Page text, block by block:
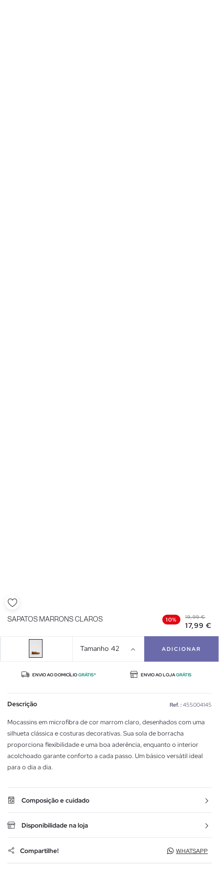
SAPATOS MARRONS CLAROS 10% 19,99 €
17,99 €
Tamanho 42 ADICIONAR
ENVIO AO DOMICÍLIOGRÁTIS* ENVIO AO LOJAGRÁTIS
Descrição Ref. : 455004145
Mocassins em microfibra de cor marrom claro, desenhados com uma
silhueta clássica e costuras decorativas. Sua sola de borracha
proporciona flexibilidade e uma boa aderência, enquanto o interior
acolchoado garante conforto a cada passo. Um básico versátil ideal
para o dia a dia.
Composição e cuidado
Disponibilidade na loja
Compartilhe! WHATSAPP